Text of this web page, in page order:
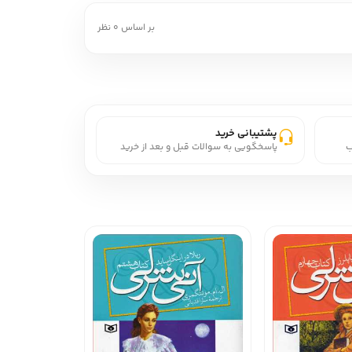
بر اساس 0 نظر
پشتیبانی خرید
پاسخگویی به سوالات قبل و بعد از خرید